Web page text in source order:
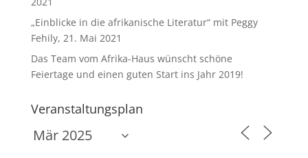
„Einblicke in die afrikanische Literatur“ mit Peggy
Fehily, 21. Mai 2021
Das Team vom Afrika-Haus wünscht schöne
Feiertage und einen guten Start ins Jahr 2019!
Veranstaltungsplan